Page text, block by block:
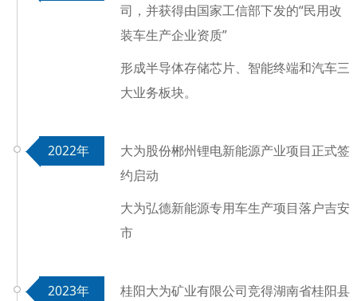
司，并获得由国家工信部下发的“民用改
装车生产企业资质”
形成半导体存储芯片、智能终端和汽车三
大业务板块。
2022年
大为股份郴州锂电新能源产业项目正式签
约启动
大为弘德新能源专用车生产项目落户吉安
市
2023年
桂阳大为矿业有限公司竞得湖南省桂阳县